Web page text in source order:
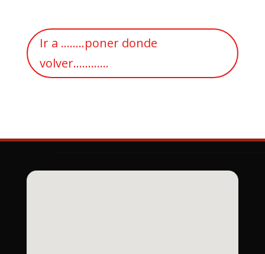
Ir a ........poner donde
volver............